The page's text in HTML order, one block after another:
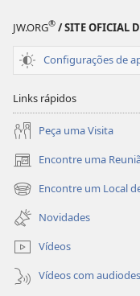
JW.ORG® / SITE OFICIAL
Configurações de
Links rápidos
Peça uma Visita
Encontre uma
(abre
nova
janela)
Encontre um Local
(abre
nova
janela)
Novidades
Vídeos
Vídeos com